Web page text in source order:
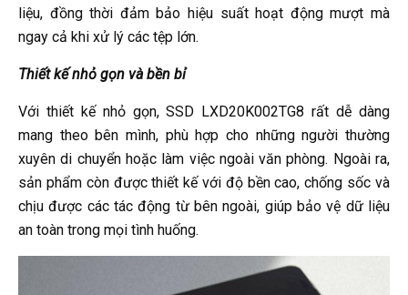
liệu, đồng thời đảm bảo hiệu suất hoạt động mượt mà
ngay cả khi xử lý các tệp lớn.
Thiết kế nhỏ gọn và bền bỉ
Với thiết kế nhỏ gọn, SSD LXD20K002TG8 rất dễ dàng
mang theo bên mình, phù hợp cho những người thường
xuyên di chuyển hoặc làm việc ngoài văn phòng. Ngoài ra,
sản phẩm còn được thiết kế với độ bền cao, chống sốc và
chịu được các tác động từ bên ngoài, giúp bảo vệ dữ liệu
an toàn trong mọi tình huống.